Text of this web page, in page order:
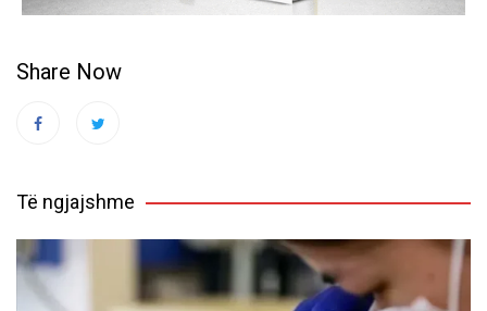
Share Now
Të ngjajshme